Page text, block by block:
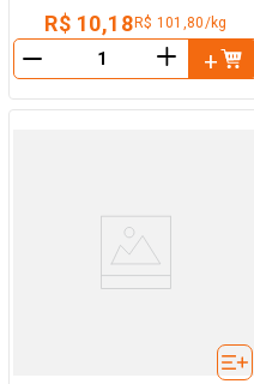
R$ 10,18 R$ 101,80/kg
＋